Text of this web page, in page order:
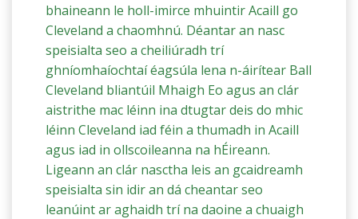
bhaineann le holl-imirce mhuintir Acaill go
Cleveland a chaomhnú. Déantar an nasc
speisialta seo a cheiliúradh trí
ghníomhaíochtaí éagsúla lena n-áirítear Ball
Cleveland bliantúil Mhaigh Eo agus an clár
aistrithe mac léinn ina dtugtar deis do mhic
léinn Cleveland iad féin a thumadh in Acaill
agus iad in ollscoileanna na hÉireann.
Ligeann an clár nasctha leis an gcaidreamh
speisialta sin idir an dá cheantar seo
leanúint ar aghaidh trí na daoine a chuaigh